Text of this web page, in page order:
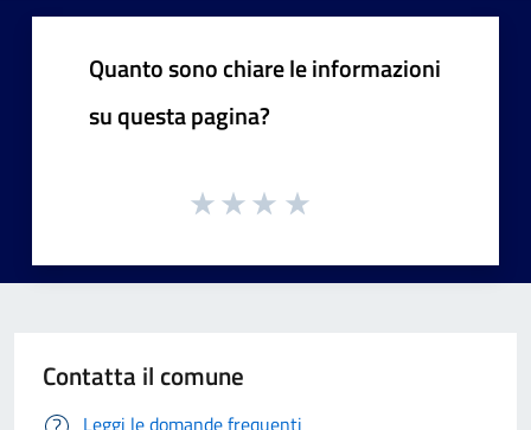
Quanto sono chiare le informazioni
su questa pagina?
Contatta il comune